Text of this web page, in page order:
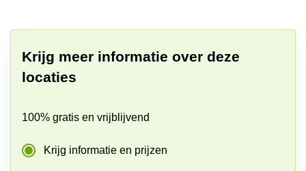
Amstelveen
huren
Airport
Kantoor
Coworking
Amsterdam
Krijg meer informatie over deze
locaties
100% gratis en vrijblijvend
Krijg informatie en prijzen